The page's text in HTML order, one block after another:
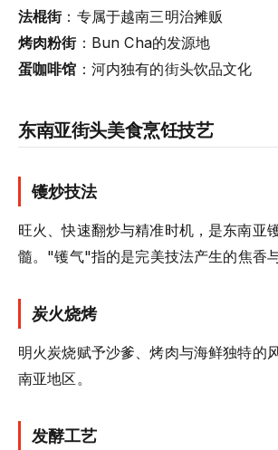
法棍街：专属于越南三明治摊贩
烤肉粉街：Bun Cha的发源地
蛋咖啡馆 ：河内独有的街头饮品文化
东南亚街头美食烹饪技艺
镬炒技法
旺火、快速翻炒与精准时机，是东南亚
髓。"镬气"指的是完美技法产生的焦香与
炭火烧烤
明火炭烧赋予沙爹、烤肉与海鲜独特的
南亚地区。
发酵工艺